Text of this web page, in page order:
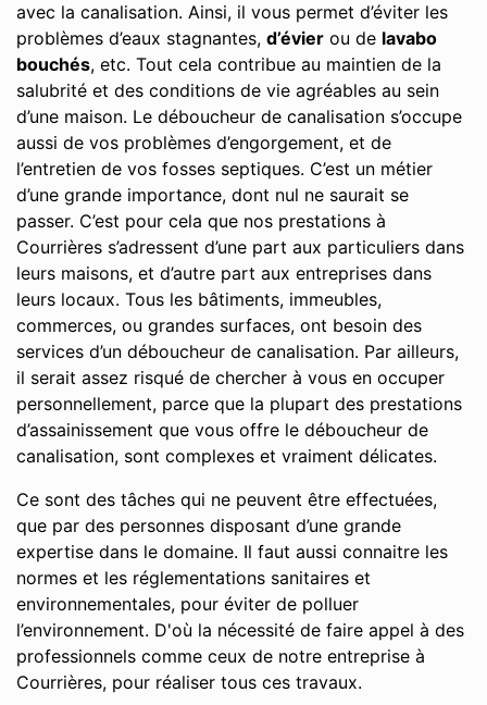
avec la canalisation. Ainsi, il vous permet d’éviter les
problèmes d’eaux stagnantes, d’évier ou de lavabo
bouchés, etc. Tout cela contribue au maintien de la
salubrité et des conditions de vie agréables au sein
d’une maison. Le déboucheur de canalisation s’occupe
aussi de vos problèmes d’engorgement, et de
l’entretien de vos fosses septiques. C’est un métier
d’une grande importance, dont nul ne saurait se
passer. C’est pour cela que nos prestations à
Courrières s’adressent d’une part aux particuliers dans
leurs maisons, et d’autre part aux entreprises dans
leurs locaux. Tous les bâtiments, immeubles,
commerces, ou grandes surfaces, ont besoin des
services d’un déboucheur de canalisation. Par ailleurs,
il serait assez risqué de chercher à vous en occuper
personnellement, parce que la plupart des prestations
d’assainissement que vous offre le déboucheur de
canalisation, sont complexes et vraiment délicates.
Ce sont des tâches qui ne peuvent être effectuées,
que par des personnes disposant d’une grande
expertise dans le domaine. Il faut aussi connaitre les
normes et les réglementations sanitaires et
environnementales, pour éviter de polluer
l’environnement. D'où la nécessité de faire appel à des
professionnels comme ceux de notre entreprise à
Courrières, pour réaliser tous ces travaux.